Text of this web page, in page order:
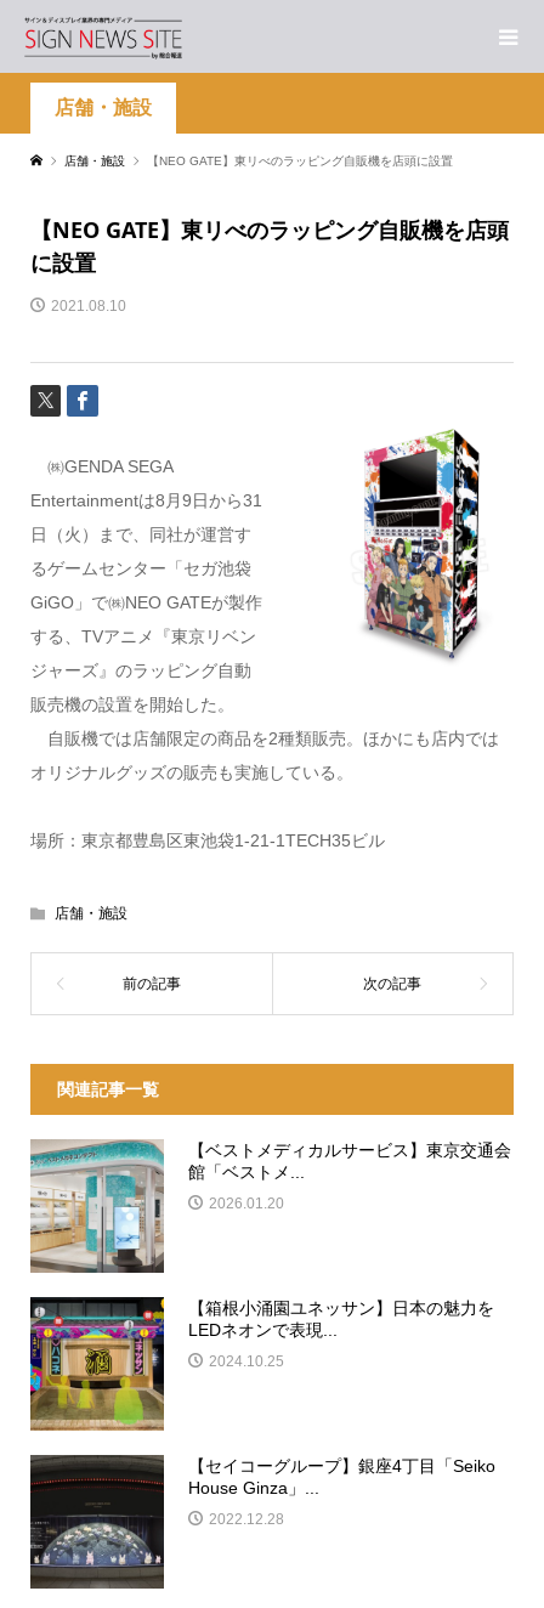
店舗・施設
店舗・施設 【NEO GATE】東リべのラッピング自販機を店頭に設置
【NEO GATE】東リべのラッピング自販機を店頭
に設置
2021.08.10
㈱GENDA SEGA
Entertainmentは8月9日から31
日（火）まで、同社が運営す
るゲームセンター「セガ池袋
GiGO」で㈱NEO GATEが製作
する、TVアニメ『東京リベン
ジャーズ』のラッピング自動
販売機の設置を開始した。
自販機では店舗限定の商品を2種類販売。ほかにも店内では
オリジナルグッズの販売も実施している。
場所：東京都豊島区東池袋1-21-1TECH35ビル
店舗・施設
関連記事一覧
【ベストメディカルサービス】東京交通会
館「ベストメ...
2026.01.20
【箱根小涌園ユネッサン】日本の魅力を
LEDネオンで表現...
2024.10.25
【セイコーグループ】銀座4丁目「Seiko
House Ginza」...
2022.12.28